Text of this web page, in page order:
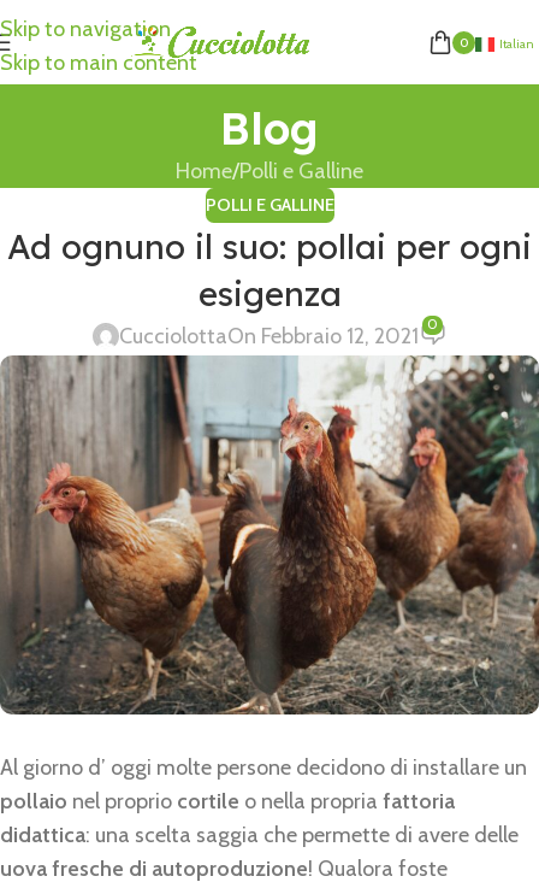
Skip to navigation
Skip to main content
0 Italian
Blog
Home Polli e Galline
POLLI E GALLINE
Ad ognuno il suo: pollai per ogni
esigenza
CucciolottaOn Febbraio 12, 2021 0
Al giorno d’ oggi molte persone decidono di installare un
pollaio nel proprio cortile o nella propria fattoria
didattica: una scelta saggia che permette di avere delle
uova fresche di autoproduzione! Qualora foste